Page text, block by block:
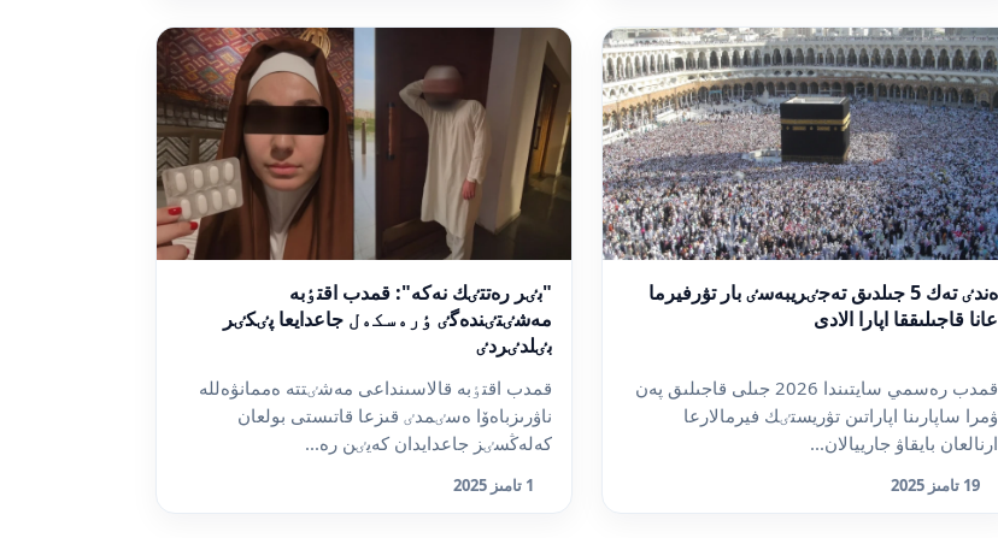
ەندٸ تەك 5 جىلدىق تەجٸريبەسٸ بار تۋرفيرما
عانا قاجىلىققا اپارا الادى
قمدب رەسمي سايتىندا 2026 جىلى قاجىلىق پەن
ۋمرا ساپارىنا اپاراتىن تۋريستٸك فيرمالارعا
ارنالعان بايقاۋ جارييالان...
19 تامىز 2025
"بٸر رەتتٸك نەكە": قمدب اقتٶبە
مەشٸتٸندەگٸ ٶرەسكەل جاعدايعا پٸكٸر
بٸلدٸردٸ
قمدب اقتٶبە قالاسىنداعى مەشٸتتە ەممانۋەللە
ناۋرىزباەۆا ەسٸمدٸ قىزعا قاتىستى بولعان
كەلەڭسٸز جاعدايدان كەيٸن رە...
1 تامىز 2025